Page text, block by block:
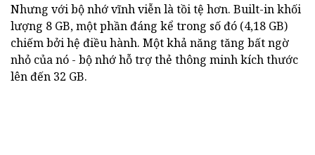
Nhưng với bộ nhớ vĩnh viễn là tồi tệ hơn. Built-in khối
lượng 8 GB, một phần đáng kể trong số đó (4,18 GB)
chiếm bởi hệ điều hành. Một khả năng tăng bất ngờ
nhỏ của nó - bộ nhớ hỗ trợ thẻ thông minh kích thước
lên đến 32 GB.